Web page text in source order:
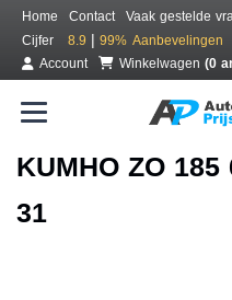
Home Contact
Vaak gestelde
Cijfer
8.9 | 99% Aanbevelingen
Account
Winkelwagen (0
KUMHO ZO 185
31